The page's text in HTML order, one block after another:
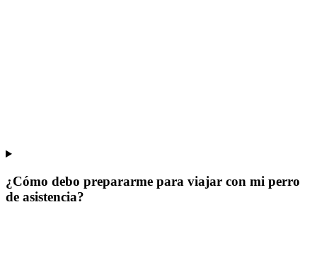
¿Cómo debo prepararme para viajar con mi perro
de asistencia?